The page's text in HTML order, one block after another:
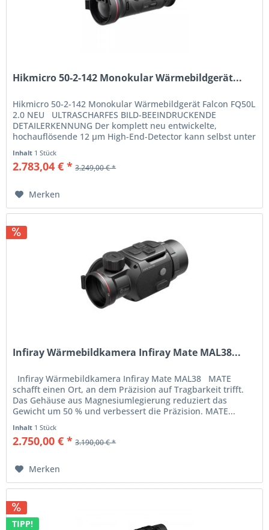
Hikmicro 50-2-142 Monokular Wärmebildgerät...
Hikmicro 50-2-142 Monokular Wärmebildgerät Falcon FQ50L
2.0 NEU ULTRASCHARFES BILD-BEEINDRUCKENDE
DETAILERKENNUNG Der komplett neu entwickelte,
hochauflösende 12 µm High-End-Detector kann selbst unter
Inhalt 1 Stück
2.783,04 € * 3.249,00 € *
Merken
Infiray Wärmebildkamera Infiray Mate MAL38...
Infiray Wärmebildkamera Infiray Mate MAL38 MATE
schafft einen Ort, an dem Präzision auf Tragbarkeit trifft.
Das Gehäuse aus Magnesiumlegierung reduziert das
Gewicht um 50 % und verbessert die Präzision. MATE...
Inhalt 1 Stück
2.750,00 € * 3.190,00 € *
Merken
TIPP!